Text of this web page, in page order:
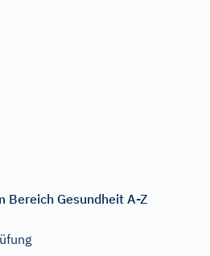
Bereich Gesundheit A-Z